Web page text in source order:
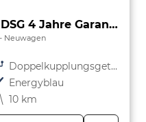
Selection 1.5 TSI 150 PS DSG 4 Jahre Garantie-Keyless Start-AppleCarPlay-AndroidAuto-Sunset-Tempomat-2-Zonen-Klima-16''Alu
Neuwagen
Getriebe
Doppelkupplungsgetriebe (DSG)
Außenfarbe Energyblau
Kilometerstand 10 km